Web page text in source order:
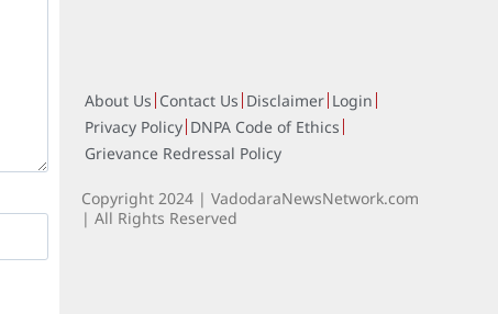
About Us Contact Us Disclaimer Login
Privacy Policy DNPA Code of Ethics
Grievance Redressal Policy
Copyright 2024 | VadodaraNewsNetwork.com
| All Rights Reserved